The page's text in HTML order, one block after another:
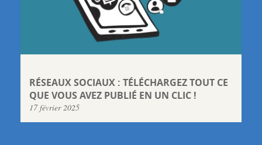
RÉSEAUX SOCIAUX : TÉLÉCHARGEZ TOUT CE
QUE VOUS AVEZ PUBLIÉ EN UN CLIC !
17 février 2025